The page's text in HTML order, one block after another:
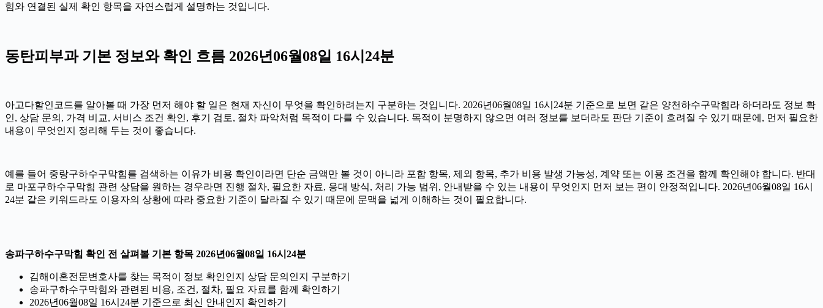
힘와 연결된 실제 확인 항목을 자연스럽게 설명하는 것입니다.
동탄피부과 기본 정보와 확인 흐름 2026년06월08일 16시24분
아고다할인코드를 알아볼 때 가장 먼저 해야 할 일은 현재 자신이 무엇을 확인하려는지 구분하는 것입니다. 2026년06월08일 16시24분 기준으로 보면 같은 양천하수구막힘라 하더라도 정보 확
인, 상담 문의, 가격 비교, 서비스 조건 확인, 후기 검토, 절차 파악처럼 목적이 다를 수 있습니다. 목적이 분명하지 않으면 여러 정보를 보더라도 판단 기준이 흐려질 수 있기 때문에, 먼저 필요한
내용이 무엇인지 정리해 두는 것이 좋습니다.
예를 들어 중랑구하수구막힘를 검색하는 이유가 비용 확인이라면 단순 금액만 볼 것이 아니라 포함 항목, 제외 항목, 추가 비용 발생 가능성, 계약 또는 이용 조건을 함께 확인해야 합니다. 반대
로 마포구하수구막힘 관련 상담을 원하는 경우라면 진행 절차, 필요한 자료, 응대 방식, 처리 가능 범위, 안내받을 수 있는 내용이 무엇인지 먼저 보는 편이 안정적입니다. 2026년06월08일 16시
24분 같은 키워드라도 이용자의 상황에 따라 중요한 기준이 달라질 수 있기 때문에 문맥을 넓게 이해하는 것이 필요합니다.
송파구하수구막힘 확인 전 살펴볼 기본 항목 2026년06월08일 16시24분
김해이혼전문변호사를 찾는 목적이 정보 확인인지 상담 문의인지 구분하기
송파구하수구막힘와 관련된 비용, 조건, 절차, 필요 자료를 함께 확인하기
2026년06월08일 16시24분 기준으로 최신 안내인지 확인하기